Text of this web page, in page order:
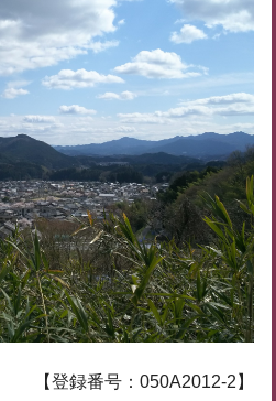
【登録番号：050A2012-2】